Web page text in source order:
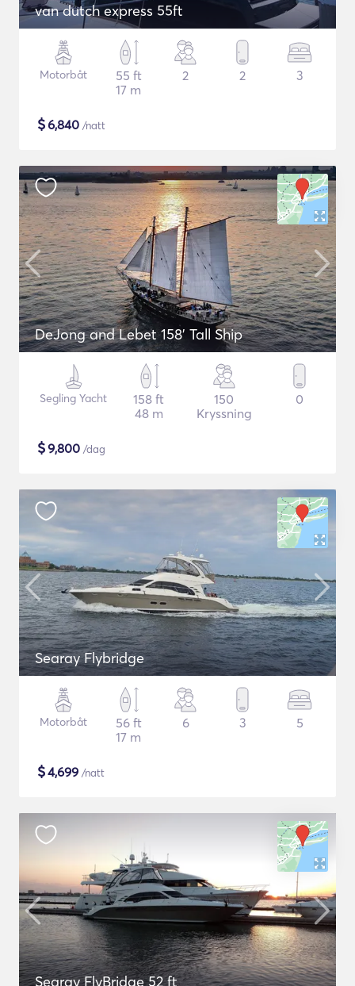
van dutch express 55ft
Motorbåt
55 ft
17 m
2 2 3
$6,840 /natt
DeJong and Lebet 158' Tall Ship
Segling Yacht
158 ft
48 m
150
Kryssning
0
$9,800 /dag
Searay Flybridge
Motorbåt
56 ft
17 m
6 3 5
$4,699 /natt
Searay FlyBridge 52 ft